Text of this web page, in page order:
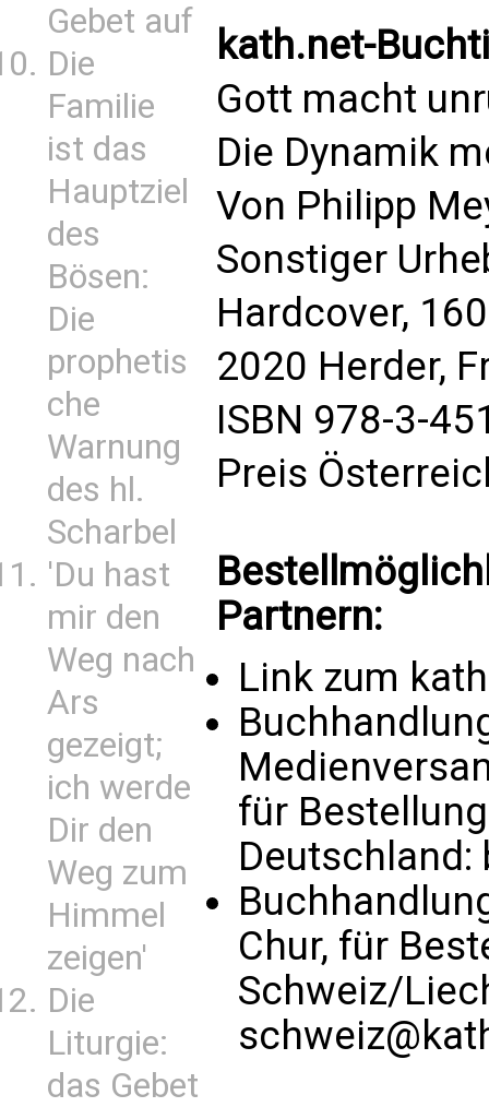
Gebet auf
Die
Familie
ist das
Hauptziel
des
Bösen:
Die
prophetis
che
Warnung
des hl.
Scharbel
'Du hast
mir den
Weg nach
Ars
gezeigt;
ich werde
Dir den
Weg zum
Himmel
zeigen'
Die
Liturgie:
das Gebet
kath.net-
Gott macht
Die Dynamik
Von Philipp
Sonstiger
Hardcover,
2020 Herder,
ISBN 978-3-
Preis
Partnern:
Link zum
für
Deutschland:
Chur, für
Schweiz/